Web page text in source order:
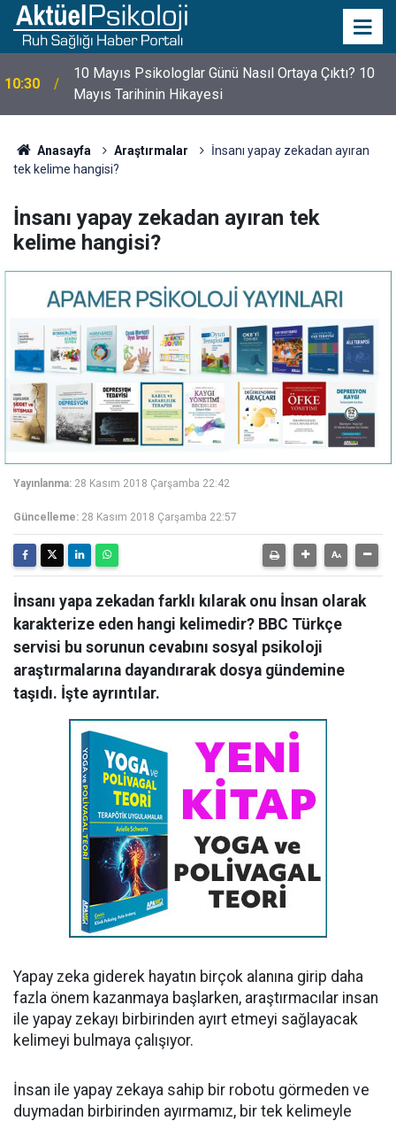
10:30
10 Mayıs Psikologlar Günü Nasıl Ortaya Çıktı? 10
Mayıs Tarihinin Hikayesi
Anasayfa Araştırmalar
İnsanı yapay zekadan ayıran
tek kelime hangisi?
İnsanı yapay zekadan ayıran tek
kelime hangisi?
Yayınlanma: 28 Kasım 2018 Çarşamba 22:42
Güncelleme: 28 Kasım 2018 Çarşamba 22:57
İnsanı yapa zekadan farklı kılarak onu İnsan olarak
karakterize eden hangi kelimedir? BBC Türkçe
servisi bu sorunun cevabını sosyal psikoloji
araştırmalarına dayandırarak dosya gündemine
taşıdı. İşte ayrıntılar.
Yapay zeka giderek hayatın birçok alanına girip daha
fazla önem kazanmaya başlarken, araştırmacılar insan
ile yapay zekayı birbirinden ayırt etmeyi sağlayacak
kelimeyi bulmaya çalışıyor.
İnsan ile yapay zekaya sahip bir robotu görmeden ve
duymadan birbirinden ayırmamız, bir tek kelimeyle